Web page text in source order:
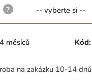
-- vyberte si --
měsíců Kód:
na zakázku 10-14 dnů